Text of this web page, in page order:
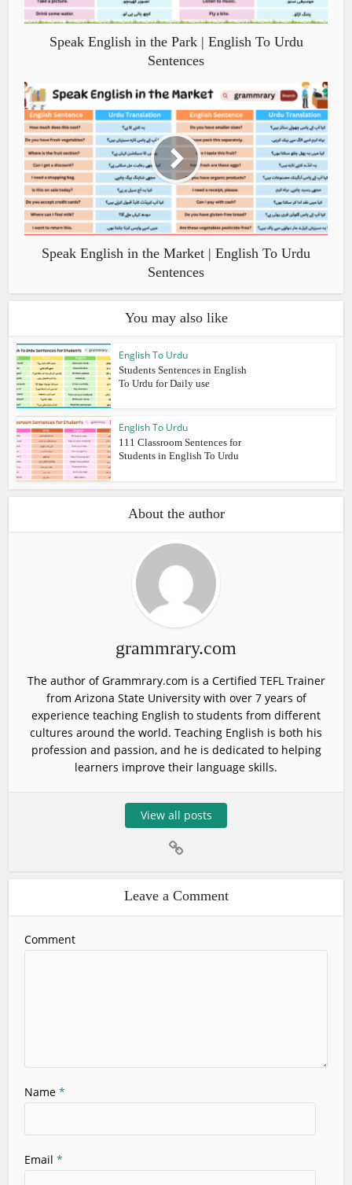
Speak English in the Park | English To Urdu
Sentences
Speak English in the Market | English To Urdu
Sentences
You may also like
English To Urdu
Students Sentences in English
To Urdu for Daily use
English To Urdu
111 Classroom Sentences for
Students in English To Urdu
About the author
grammrary.com
The author of Grammrary.com is a Certified TEFL Trainer
from Arizona State University with over 7 years of
experience teaching English to students from different
cultures around the world. Teaching English is both his
profession and passion, and he is dedicated to helping
learners improve their language skills.
View all posts
Leave a Comment
Comment
Name*
Email*